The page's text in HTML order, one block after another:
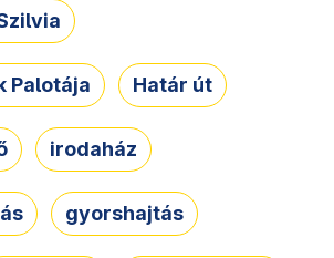
Palotája Határ út
irodaház
gyorshajtás